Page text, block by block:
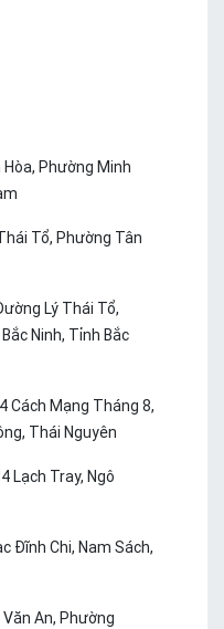
Hòa, Phường Minh
Tổ, Phường Tân
Lý Thái Tổ,
Ninh, Tỉnh Bắc
Cách Mạng Tháng 8,
Thái Nguyên
Lạch Tray, Ngô
Đĩnh Chi, Nam Sách,
An, Phường